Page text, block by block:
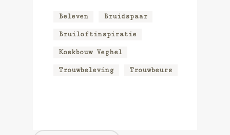
Beleven Bruidspaar
Bruiloftinspiratie
Koekbouw Veghel
Trouwbeleving Trouwbeurs